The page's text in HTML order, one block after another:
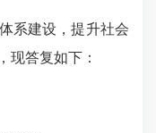
建设，提升社会
现答复如下：